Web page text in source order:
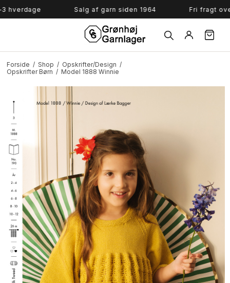
Salg af garn siden 1964 Fri fragt over
Forside / Shop / Opskrifter/Design /
Opskrifter Børn / Model 1888 Winnie